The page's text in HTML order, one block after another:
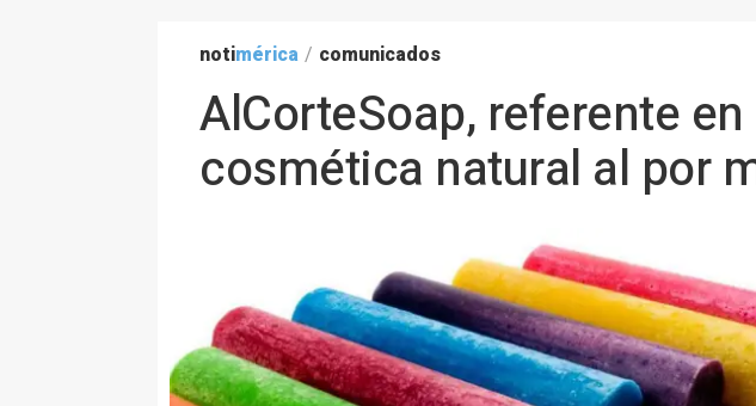
notimérica / comunicados
AlCorteSoap, referente
cosmética natural al por